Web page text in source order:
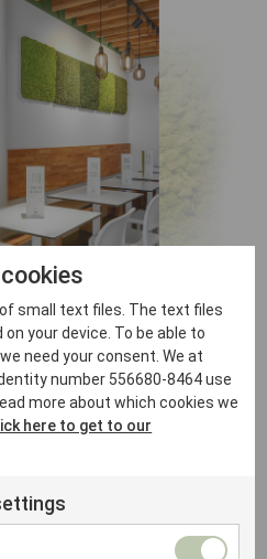
15
%
small text files. The text files
your device. To be able to
need your consent. We at
number 556680-8464 use
more about which cookies we
here to get to our